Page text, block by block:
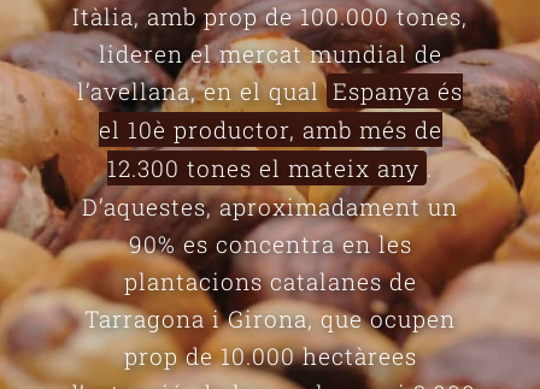
Itàlia, amb prop de 100.000 tones,
lideren el mercat mundial de
l’avellana, en el qual Espanya és
el 10è productor, amb més de
12.300 tones el mateix any .
D’aquestes, aproximadament un
90% es concentra en les
plantacions catalanes de
Tarragona i Girona, que ocupen
prop de 10.000 hectàrees